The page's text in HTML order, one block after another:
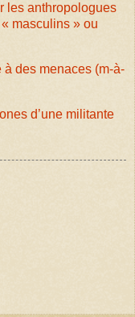
les anthropologues
masculins » ou
des menaces (m-à-
d’une militante